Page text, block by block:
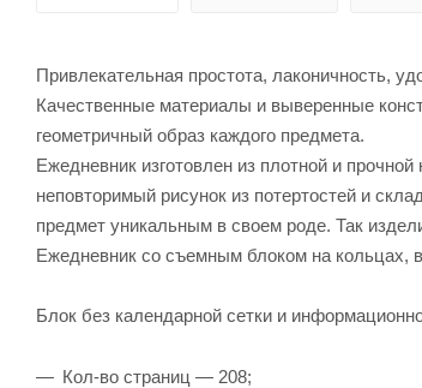
Привлекательная простота, лаконичность,
Качественные материалы и выверенные
геометричный образ каждого предмета.
Ежедневник изготовлен из плотной и
неповторимый рисунок из потертостей и
предмет уникальным в своем роде. Так
Ежедневник со съемным блоком на кольцах,
Блок без календарной сетки и
Кол-во страниц — 208;